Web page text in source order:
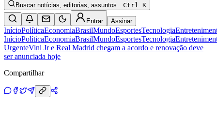
Buscar notícias, editorias, assuntos…Ctrl K
Entrar Assinar
InícioPolíticaEconomiaBrasilMundoEsportesTecnologia
InícioPolíticaEconomiaBrasilMundoEsportesTecnologia
UrgenteVini Jr e Real Madrid chegam a acordo e renovação deve
ser anunciada hoje
Compartilhar